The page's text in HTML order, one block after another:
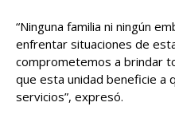
“Ninguna familia ni ningún
enfrentar situaciones de
comprometemos a brindar
que esta unidad beneficie a
servicios”, expresó.